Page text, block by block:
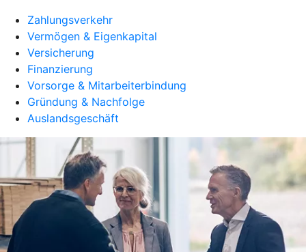
Zahlungsverkehr
Vermögen & Eigenkapital
Versicherung
Finanzierung
Vorsorge & Mitarbeiterbindung
Gründung & Nachfolge
Auslandsgeschäft